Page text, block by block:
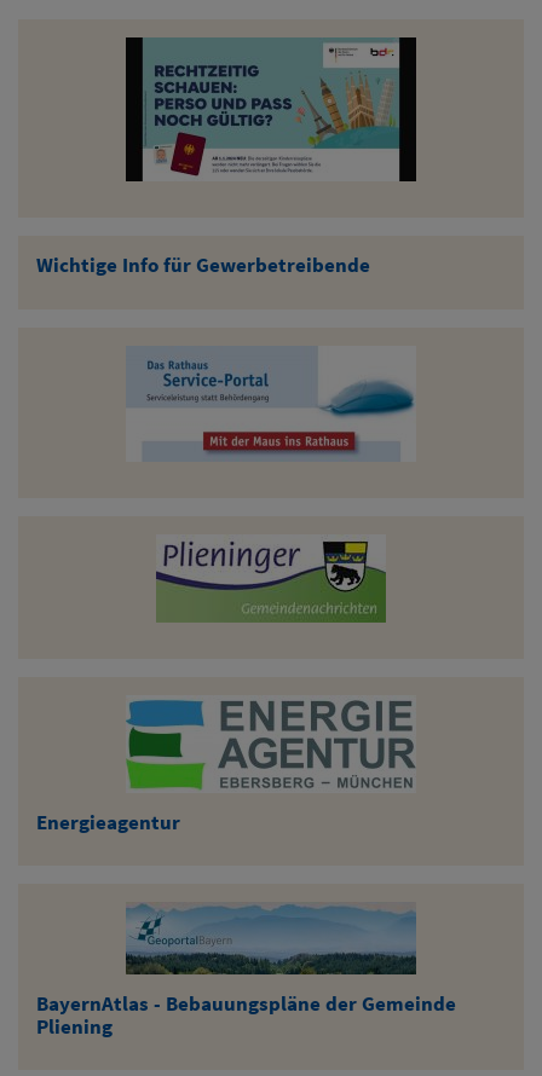
Wichtige Info für Gewerbetreibende
Energieagentur
BayernAtlas - Bebauungspläne der Gemeinde
Pliening